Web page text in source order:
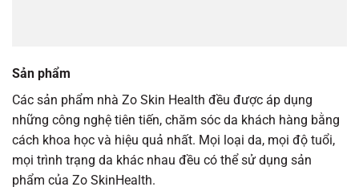
Sản phẩm
Các sản phẩm nhà Zo Skin Health đều được áp dụng
những công nghệ tiên tiến, chăm sóc da khách hàng bằng
cách khoa học và hiệu quả nhất. Mọi loại da, mọi độ tuổi,
mọi trình trạng da khác nhau đều có thể sử dụng sản
phẩm của Zo SkinHealth.